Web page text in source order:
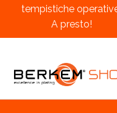
tempistiche
A presto!